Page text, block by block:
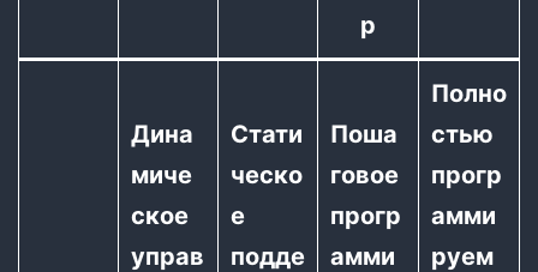
р
Дина
миче
ское
управ
Стати
ческо
е
подде
Поша
говое
прогр
амми
Полно
стью
прогр
амми
руем